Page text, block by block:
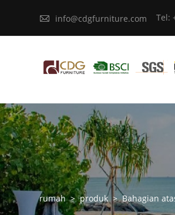
 info@cdgfurniture.com Tel:
rumah > produk > Bahagian